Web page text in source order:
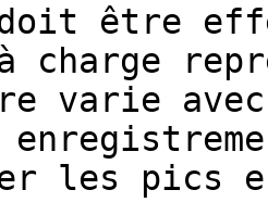
doit être
charge
varie
les pics